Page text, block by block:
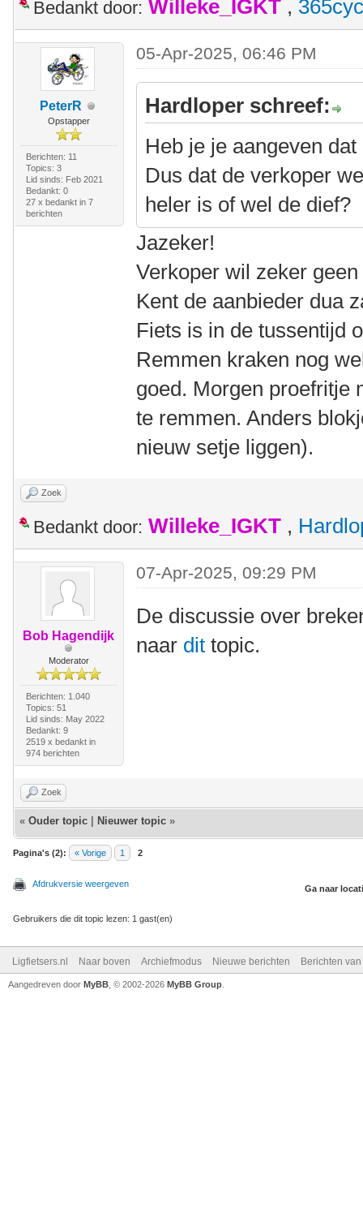
Bedankt door: Willeke_IGKT ,
PeterR
Opstapper
Berichten: 11
Topics: 3
Lid sinds: Feb 2021
Bedankt: 0
27 x bedankt in 7
berichten
05-Apr-2025, 06:46 PM
Hardloper schreef:
Heb je je aangeven
Dus dat de verkoper
heler is of wel de dief?
Jazeker!
Verkoper wil zeker
Kent de aanbieder dua
Fiets is in de tussentijd
Remmen kraken nog
goed. Morgen proefritje
te remmen. Anders
nieuw setje liggen).
Zoek
Bedankt door: Willeke_IGKT ,
Bob Hagendijk
Moderator
Berichten: 1.040
Topics: 51
Lid sinds: May 2022
Bedankt: 9
2519 x bedankt in
974 berichten
07-Apr-2025, 09:29 PM
De discussie over
naar dit topic.
Zoek
« Ouder topic Nieuwer topic »
Pagina's (2): « Vorige 1 2
Afdrukversie weergeven Ga naar
Gebruikers die dit topic lezen: 1 gast(en)
Ligfietsers.nl Naar boven Archiefmodus Nieuwe berichten Berichten
Aangedreven door MyBB , © 2002-2026 MyBB Group